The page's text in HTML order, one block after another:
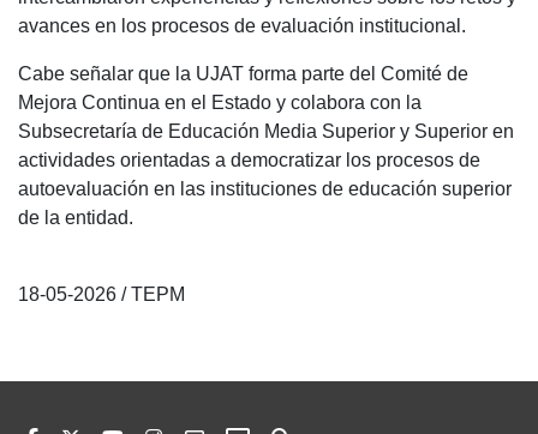
avances en los procesos de evaluación institucional.
Cabe señalar que la UJAT forma parte del Comité de
Mejora Continua en el Estado y colabora con la
Subsecretaría de Educación Media Superior y Superior en
actividades orientadas a democratizar los procesos de
autoevaluación en las instituciones de educación superior
de la entidad.
18-05-2026 / TEPM